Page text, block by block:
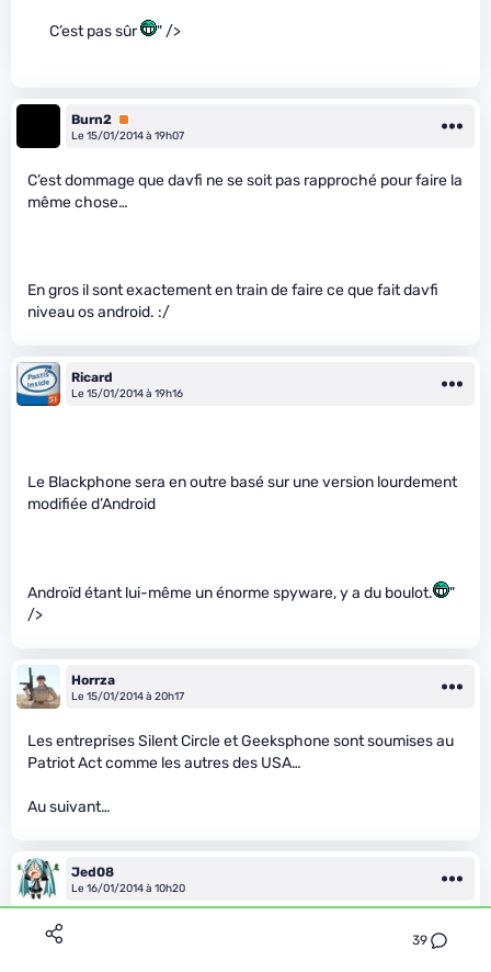
39
C’est pas sûr " />
Burn2 Premium
Le 15/01/2014 à 19h07
C’est dommage que davfi ne se soit pas rapproché pour faire la
même chose…
En gros il sont exactement en train de faire ce que fait davfi
niveau os android. :/
Ricard
Le 15/01/2014 à 19h16
Le Blackphone sera en outre basé sur une version lourdement
modifiée d’Android
Androïd étant lui-même un énorme spyware, y a du boulot.
"
/>
Horrza
Le 15/01/2014 à 20h17
Les entreprises Silent Circle et Geeksphone sont soumises au
Patriot Act comme les autres des USA…
Au suivant…
Jed08
Le 16/01/2014 à 10h20